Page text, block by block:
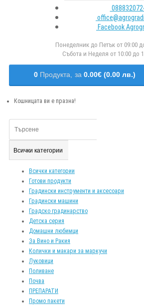
Facebook
Понеделник до Петък от 09:00
Събота и Неделя от 10:00 до
0 Продукта, за 0.00€ (0.00 лв.)
Кошницата ви е празна!
Всички категории
Всички категории
Готови продукти
Градински инструменти и аксесоари
Градински машини
Градско градинарство
Детска серия
Домашни любимци
За Вино и Ракия
Колички и макари за маркучи
Луковици
Поливане
Почва
ПРЕПАРАТИ
Промо пакети